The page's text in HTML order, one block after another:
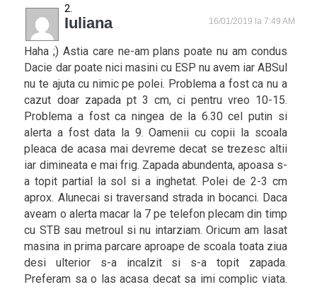
Iuliana 16/01/2019 la 7:49 AM
Haha ;) Astia care ne-am plans poate nu am condus
Dacie dar poate nici masini cu ESP nu avem iar ABSul
nu te ajuta cu nimic pe polei. Problema a fost ca nu a
cazut doar zapada pt 3 cm, ci pentru vreo 10-15.
Problema a fost ca ningea de la 6.30 cel putin si
alerta a fost data la 9. Oamenii cu copii la scoala
pleaca de acasa mai devreme decat se trezesc altii
iar dimineata e mai frig. Zapada abundenta, apoasa s-
a topit partial la sol si a inghetat. Polei de 2-3 cm
aprox. Alunecai si traversand strada in bocanci. Daca
aveam o alerta macar la 7 pe telefon plecam din timp
cu STB sau metroul si nu intarziam. Oricum am lasat
masina in prima parcare aproape de scoala toata ziua
desi ulterior s-a incalzit si s-a topit zapada.
Preferam sa o las acasa decat sa imi complic viata.